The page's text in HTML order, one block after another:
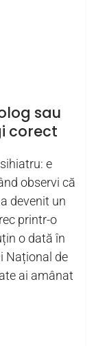
sau
corect
e
observi că
devenit un
printr-o
o dată în
Național de
ai amânat